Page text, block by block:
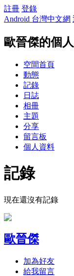
註冊 登錄
Android 台灣中文網
歐晉傑的個
空間首頁
動態
記錄
日誌
相冊
主題
分享
留言板
個人資料
記錄
現在還沒有記錄
歐晉傑
加為好友
給我留言